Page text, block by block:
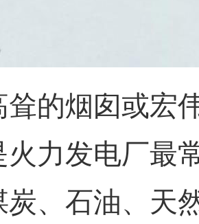
耸的烟囱或宏
火力发电厂最
炭、石油、天